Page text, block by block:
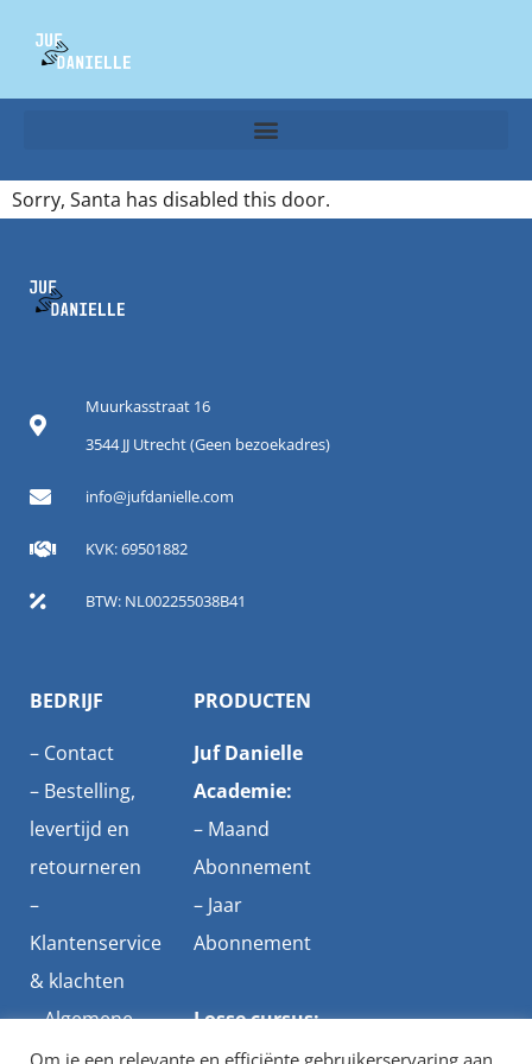
Sorry, Santa has disabled this door.
Muurkasstraat 16
3544 JJ Utrecht (Geen bezoekadres)
info@jufdanielle.com
KVK: 69501882
BTW: NL002255038B41
BEDRIJF
– Contact
– Bestelling,
levertijd en
retourneren
–
Klantenservice
& klachten
–Algemene
voorwaarden
PRODUCTEN
Juf Danielle
Academie:
– Maand
Abonnement
– Jaar
Abonnement
Losse cursus:
–Studietips
Om je een relevante en efficiënte gebruikerservaring aan